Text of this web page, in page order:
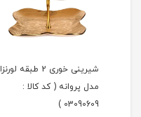
شیرینی خوری 2 طبقه لورنزا
مدل پروانه ( کد کالا :
03090609 )